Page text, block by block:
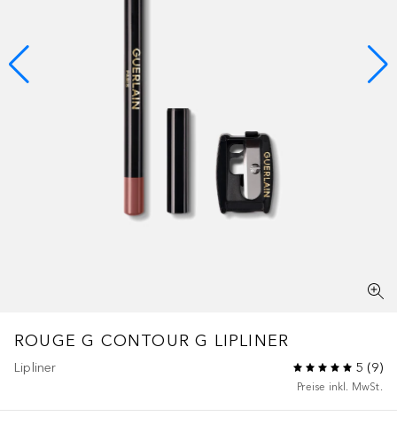
ROUGE G CONTOUR G LIPLINER
Lipliner 5 (9)
Preise inkl. MwSt.